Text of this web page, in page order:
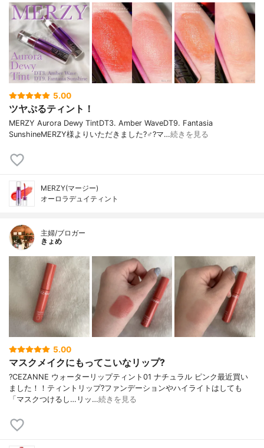
5.00
ツヤぷるティント！
MERZY Aurora Dewy TintDT3. Amber WaveDT9. Fantasia
SunshineMERZY様よりいただきました?‍♂️?マ…続きを見る
MERZY(マージー)
オーロラデュイティント
主婦/ブロガー
きょめ
5.00
マスクメイクにもってこいなリップ?
?CEZANNE ウォーターリップティント01 ナチュラル ピンク最近買い
ました！！ティントリップ?ファンデーションやハイライトはしても
「マスクつけるし…リッ…続きを見る